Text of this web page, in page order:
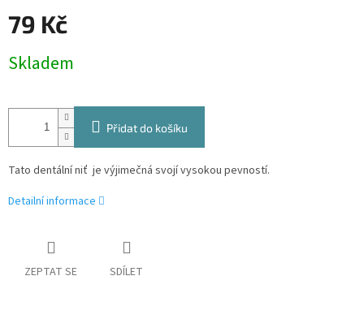
79 Kč
cena:
Skladem
Přidat do košíku
Tato dentální niť je výjimečná svojí vysokou pevností.
Detailní informace
ZEPTAT SE SDÍLET